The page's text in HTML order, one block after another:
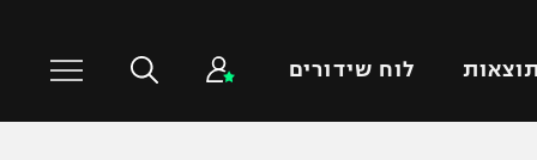
תוצאות לוח שידורים